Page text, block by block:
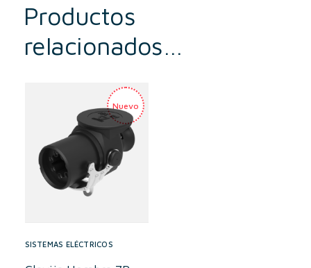
Productos
relacionados…
SISTEMAS ELÉCTRICOS